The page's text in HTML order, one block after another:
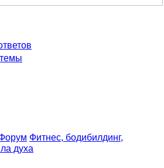
Фитнес, бодибилдинг,
духа